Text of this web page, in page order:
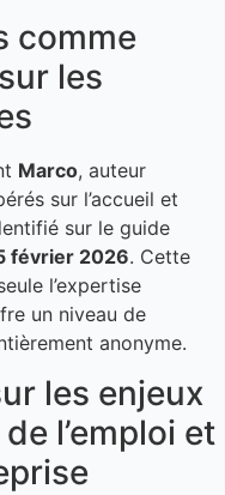
comme
les
Marco, auteur
sur l’accueil et
sur le guide
février 2026. Cette
l’expertise
un niveau de
anonyme.
les enjeux
l’emploi et